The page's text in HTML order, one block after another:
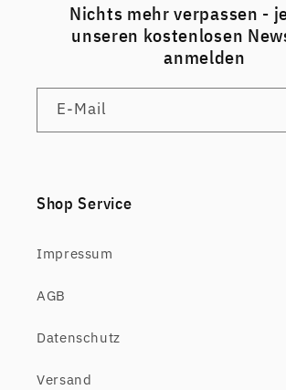
Nichts mehr verpassen -
unseren kostenlosen
anmelden
E-Mail
Shop Service
Impressum
AGB
Datenschutz
Versand